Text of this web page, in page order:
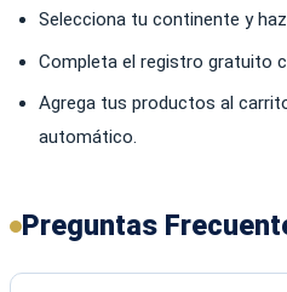
Selecciona tu continente y
Completa el registro gratuito
Agrega tus productos al
automático.
Preguntas